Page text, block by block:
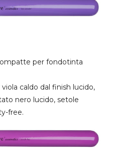
per fondotinta
caldo dal finish lucido,
nero lucido, setole
free.